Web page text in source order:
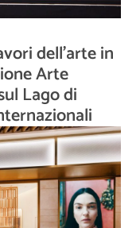
dell’arte in
Arte
Lago di